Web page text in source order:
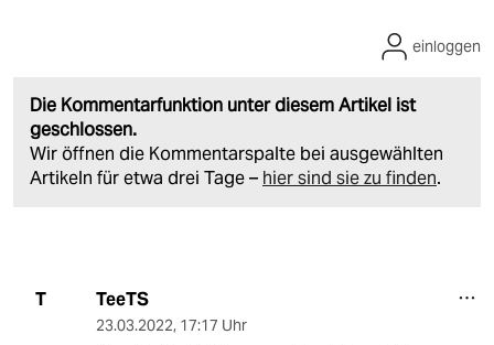
Die Kommentarfunktion unter diesem Artikel ist
geschlossen.
Wir öffnen die Kommentarspalte bei ausgewählten
Artikeln für etwa drei Tage – hier sind sie zu finden.
einloggen
T TeeTS
23.03.2022, 17:17 Uhr